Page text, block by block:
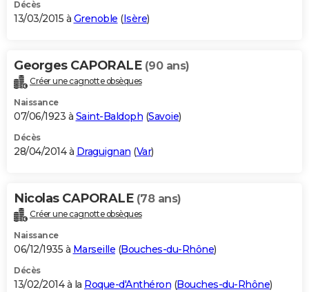
Décès
13/03/2015 à Grenoble (Isère)
Georges CAPORALE (90 ans)
Créer une cagnotte obsèques
Naissance
07/06/1923 à Saint-Baldoph (Savoie)
Décès
28/04/2014 à Draguignan (Var)
Nicolas CAPORALE (78 ans)
Créer une cagnotte obsèques
Naissance
06/12/1935 à Marseille (Bouches-du-Rhône)
Décès
13/02/2014 à la Roque-d'Anthéron (Bouches-du-Rhône)